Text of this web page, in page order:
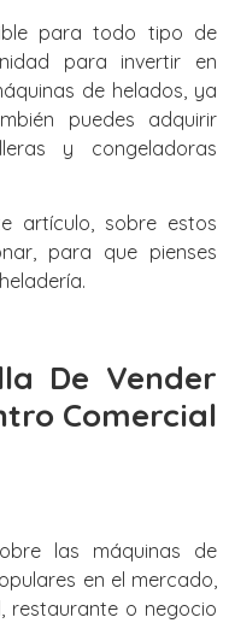
para todo tipo de
para invertir en
de helados, ya
puedes adquirir
y congeladoras
artículo, sobre estos
para que pienses
De Vender
Comercial
las máquinas de
en el mercado,
restaurante o negocio